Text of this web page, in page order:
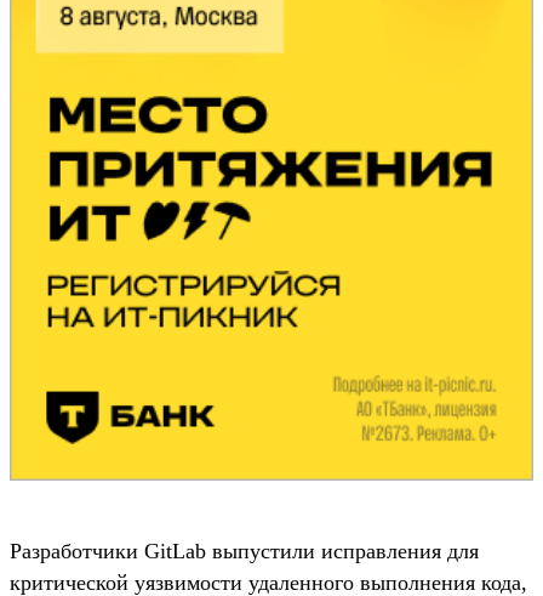
Разработчики GitLab выпустили исправления для
критической уязвимости удаленного выполнения кода,